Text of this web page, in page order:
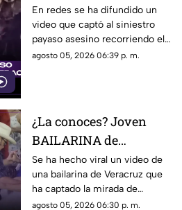
ASESINO en el
MALECÓN de Veracruz
(+VIDEO)
En redes se ha difundido un
video que captó al siniestro
payaso asesino recorriendo el
malecón de la ciudad de
agosto 05, 2026 06:39 p. m.
¿La conoces? Joven
BAILARINA de
Veracruz se roba las
miradas por sus
TREMENDOS PASOS
Se ha hecho viral un video de
una bailarina de Veracruz que
ha captado la mirada de
muchos debido a su estilo de
agosto 05, 2026 06:30 p. m.